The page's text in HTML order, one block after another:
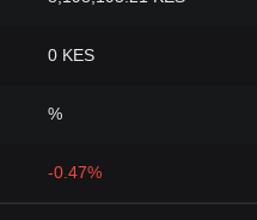
0 KES
%
-0.47%